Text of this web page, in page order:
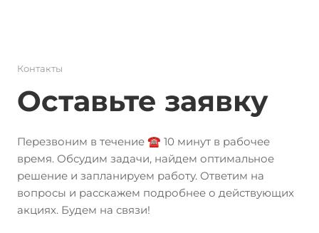
Контакты
Оставьте заявку
Перезвоним в течение ☎️ 10 минут в рабочее
время. Обсудим задачи, найдем оптимальное
решение и запланируем работу. Ответим на
вопросы и расскажем подробнее о действующих
акциях. Будем на связи!